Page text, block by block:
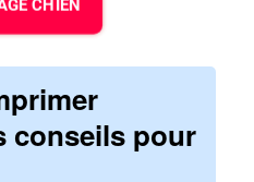
CHIEN
conseils pour